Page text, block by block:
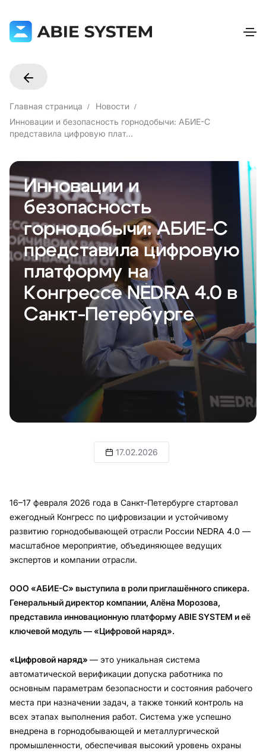
Главная страница
Новости
Инновации и безопасность горнодобычи: АБИЕ-С
представила цифровую плат...
Инновации и
безопасность
горнодобычи: АБИЕ-С
представила цифровую
платформу на
Конгрессе NEDRA 4.0 в
Санкт-Петербурге
17.02.2026
16–17 февраля 2026 года в Санкт-Петербурге стартовал
ежегодный Конгресс по цифровизации и устойчивому
развитию горнодобывающей отрасли России NEDRA 4.0 —
масштабное мероприятие, объединяющее ведущих
экспертов и компании отрасли.
ООО «АБИЕ-С» выступила в роли приглашённого спикера.
Генеральный директор компании, Алёна Морозова,
представила инновационную платформу ABIE SYSTEM и её
ключевой модуль — «Цифровой наряд».
«Цифровой наряд» — это уникальная система
автоматической верификации допуска работника по
основным параметрам безопасности и состояния рабочего
места при назначении задач, а также тонкий контроль на
всех этапах выполнения работ. Система уже успешно
внедрена в горнодобывающей и металлургической
промышленности, обеспечивая высокий уровень охраны